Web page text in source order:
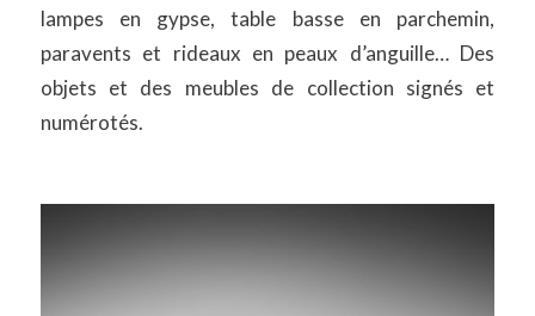
lampes en gypse, table basse en parchemin,
paravents et rideaux en peaux d’anguille… Des
objets et des meubles de collection signés et
numérotés.